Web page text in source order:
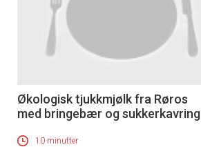
Økologisk tjukkmjølk fra Røros
med bringebær og sukkerkavring
10 minutter